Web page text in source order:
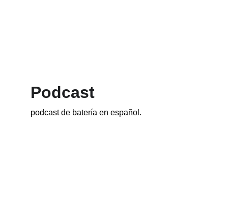
Podcast
podcast de batería en español.